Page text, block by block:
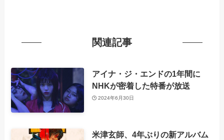
関連記事
アイナ・ジ・エンドの1年間に
NHKが密着した特番が放送
2024年6月30日
米津玄師、4年ぶりの新アルバム